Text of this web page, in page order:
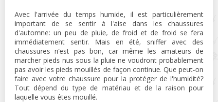
Avec l'arrivée du temps humide, il est particulièrement
important de se sentir à l'aise dans les chaussures
d'automne: un peu de pluie, de froid et de froid se fera
immédiatement sentir. Mais en été, sniffer avec des
chaussures n’est pas bon, car même les amateurs de
marcher pieds nus sous la pluie ne voudront probablement
pas avoir les pieds mouillés de façon continue. Que peut-on
faire avec votre chaussure pour la protéger de l'humidité?
Tout dépend du type de matériau et de la raison pour
laquelle vous êtes mouillé.